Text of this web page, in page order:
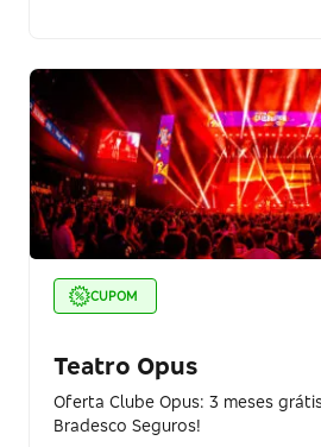
CUPOM
Teatro Opus
Oferta Clube Opus: 3 meses
Bradesco Seguros!